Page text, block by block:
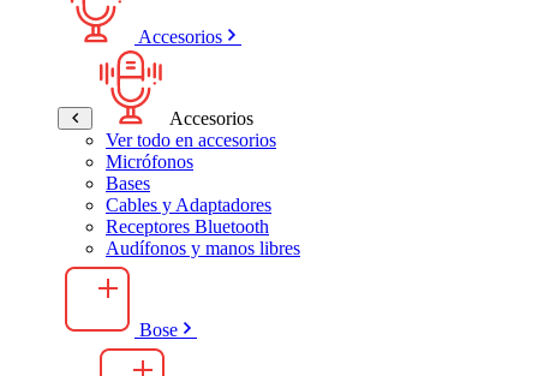
Accesorios
Accesorios
Ver todo en accesorios
Micrófonos
Bases
Cables y Adaptadores
Receptores Bluetooth
Audífonos y manos libres
Bose